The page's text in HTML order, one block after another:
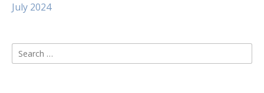
July 2024
Search
for: